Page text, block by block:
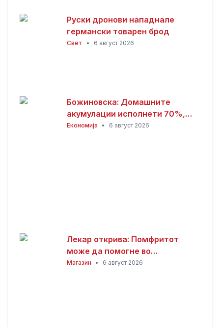
Руски дронови нападнале
германски товарен брод
Свет • 6 август 2026
Божиновска: Домашните
акумулации исполнети 70%,
обезбедена стабилност на
Економија • 6 август 2026
Лекар открива: Помфритот
може да помогне во
топлотните бранови, но
Магазин • 6 август 2026